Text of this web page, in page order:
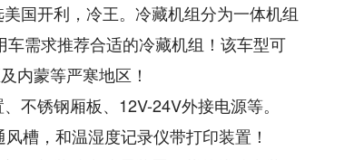
国开利，冷王。冷藏机组分为一体机组
车需求推荐合适的冷藏机组！该车型可
内蒙等严寒地区！
不锈钢厢板、12V-24V外接电源等。
槽，和温湿度记录仪带打印装置！